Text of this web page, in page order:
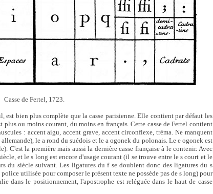
Casse de Fertel, 1723.
est bien plus complète que la casse parisienne. Elle contient par défaut les
plus ou moins courant, du moins en français. Cette casse de Fertel contient
: accent aigu, accent grave, accent circonflexe, tréma. Ne manquent
le a rond du suédois et le a ogonek du polonais. Le e ogonek est
C'est la première mais aussi la dernière casse française à le contenir. Avec
et le s long est encore d'usage courant (il se trouve entre le s court et le
du siècle suivant. Les ligatures du f se doublent donc des ligatures du s
utilisée pour composer le présent texte ne possède pas de s long) pour
dans le positionnement, l'apostrophe est reléguée dans le haut de casse